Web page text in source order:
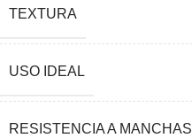
TEXTURA
USO IDEAL
RESISTENCIA A MANCHAS